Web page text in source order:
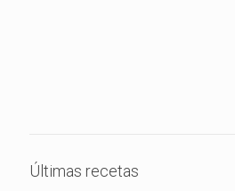
Últimas recetas